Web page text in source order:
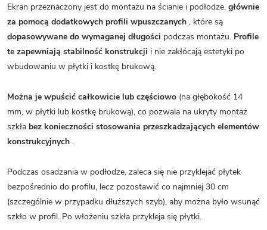
Ekran przeznaczony jest do montażu na ścianie i podłodze, głównie
za pomocą dodatkowych profili wpuszczanych , które są
dopasowywane do wymaganej długości podczas montażu. Profile
te zapewniają stabilność konstrukcji i nie zakłócają estetyki po
wbudowaniu w płytki i kostkę brukową.
Można je wpuścić całkowicie lub częściowo (na głębokość 14
mm, w płytki lub kostkę brukową), co pozwala na ukryty montaż
szkła bez konieczności stosowania przeszkadzających elementów
konstrukcyjnych .
Podczas osadzania w podłodze, zaleca się nie przyklejać płytek
bezpośrednio do profilu, lecz pozostawić co najmniej 30 cm
(szczególnie w przypadku dłuższych szyb), aby można było wsunąć
szkło w profil. Po włożeniu szkła przykleja się płytki.